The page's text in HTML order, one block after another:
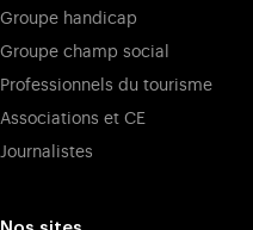
Groupe handicap
Groupe champ social
Professionnels du tourisme
Associations et CE
Journalistes